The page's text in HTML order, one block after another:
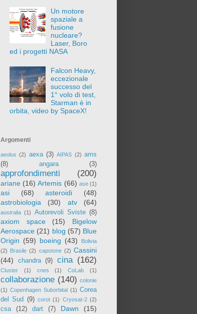
Un motore
spaziale a
fusione
nucleare?
Laser, Boro
ed i progetti NASA
Falcon Heavy,
eccezionale
successo del
1° volo di test,
Starman è in
orbita, video by SpaceX!
Argomenti
aeolus (2) aexa (3) AIPAS (2) ams
(8)
angara (3)
approfondimenti (200)
ariane (16) Artemis (66) ase (1)
asi (68) asteroidi
(48)
astrobiologia
(30) atv (64)
australia (1) Autorevoli Sviste (8)
axiom space (15)
Bigelow
Aerospace (21) blog (57) Blue
Origin (59) boeing (43)
Bolivia
(2) Brasile (2) capstone (2) Cassini
(44)
chandra (9) cina (162)
Cluster (1) cnes (1) CoLab (1)
collaborazione (140) colonie
(1) Copenhagen Suborbital (1) Corea
del Sud (9) corot (1) Cryosat-2 (2)
csa (12) dart (7) Dawn (15)